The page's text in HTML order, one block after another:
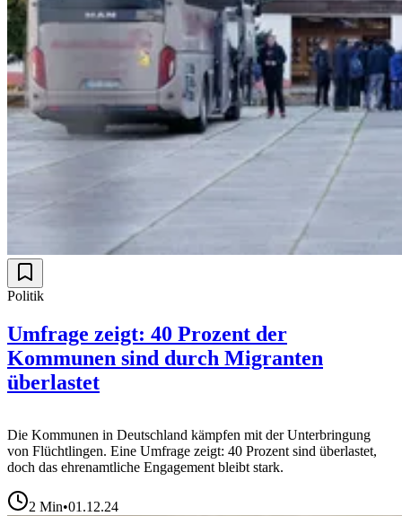
Politik
Umfrage zeigt: 40 Prozent der
Kommunen sind durch Migranten
überlastet
Die Kommunen in Deutschland kämpfen mit der Unterbringung
von Flüchtlingen. Eine Umfrage zeigt: 40 Prozent sind überlastet,
doch das ehrenamtliche Engagement bleibt stark.
2 Min•01.12.24